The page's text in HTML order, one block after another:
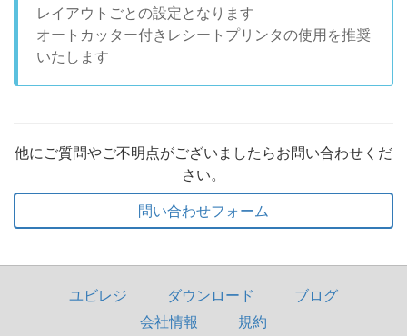
レイアウトごとの設定となります
オートカッター付きレシートプリンタの使用を推奨
いたします
他にご質問やご不明点がございましたらお問い合わせくだ
さい。
問い合わせフォーム
ユビレジ ダウンロード
ブログ
会社情報
規約